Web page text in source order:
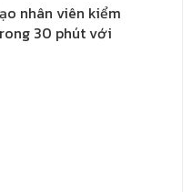
nhân viên kiểm
30 phút với